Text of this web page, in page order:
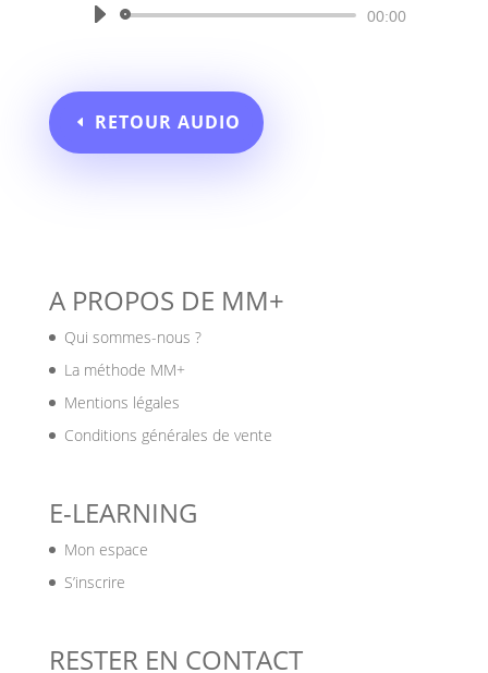
Lecteur
00:00
RETOUR AUDIO
A PROPOS DE MM+
Qui sommes-nous ?
La méthode MM+
Mentions légales
Conditions générales de vente
E-LEARNING
Mon espace
S’inscrire
RESTER EN CONTACT